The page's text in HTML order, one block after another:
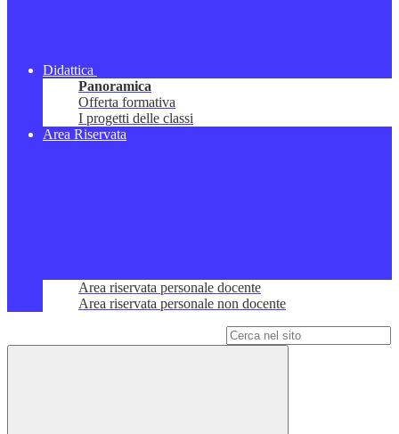
Didattica
Panoramica
Offerta formativa
I progetti delle classi
Area Riservata
Area riservata personale docente
Area riservata personale non docente